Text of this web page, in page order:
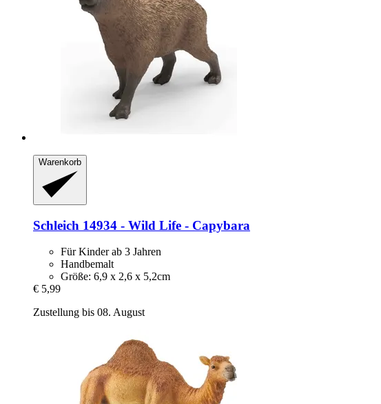
Warenkorb
Schleich 14934 -​ Wild Life -​ Capybara
Für Kinder ab 3 Jahren
Handbemalt
Größe: 6,9 x 2,6 x 5,2cm
€ 5,99
Zustellung bis 08. August